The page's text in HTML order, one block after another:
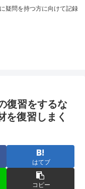
疑問を持つ方に向けて記録
復習をするな
を復習しまく
はてブ
コピー